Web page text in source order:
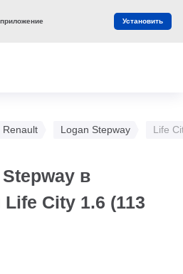
Renault Logan Stepway Life
в
City 1.6 (113
Установить